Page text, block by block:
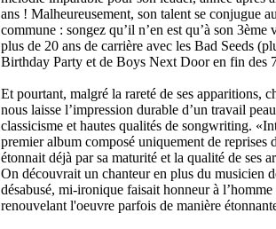
ans ! Malheureusement, son talent se conjugue
commune : songez qu’il n’en est qu’à son
plus de 20 ans de carrière avec les Bad Seeds
Birthday Party et de Boys Next Door en fin des
Et pourtant, malgré la rareté de ses apparitions,
nous laisse l’impression durable d’un travail
classicisme et hautes qualités de songwriting.
premier album composé uniquement de reprises
étonnait déjà par sa maturité et la qualité de ses
On découvrait un chanteur en plus du musicien
désabusé, mi-ironique faisait honneur à
renouvelant l'oeuvre parfois de manière